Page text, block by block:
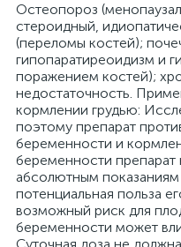
Остеопороз
стероидный,
(переломы костей);
гипопаратиреоидизм и
поражением костей);
недостаточность.
кормлении грудью:
поэтому препарат
беременности и
беременности препарат
абсолютным показаниям
потенциальная польза
возможный риск для
беременности может